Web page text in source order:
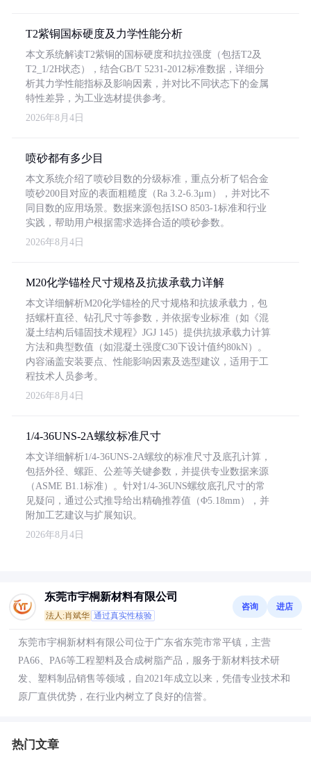
T2紫铜国标硬度及力学性能分析
本文系统解读T2紫铜的国标硬度和抗拉强度（包括T2及
T2_1/2H状态），结合GB/T 5231-2012标准数据，详细分
析其力学性能指标及影响因素，并对比不同状态下的金属
特性差异，为工业选材提供参考。
2026年8月4日
喷砂都有多少目
本文系统介绍了喷砂目数的分级标准，重点分析了铝合金
喷砂200目对应的表面粗糙度（Ra 3.2-6.3μm），并对比不
同目数的应用场景。数据来源包括ISO 8503-1标准和行业
实践，帮助用户根据需求选择合适的喷砂参数。
2026年8月4日
M20化学锚栓尺寸规格及抗拔承载力详解
本文详细解析M20化学锚栓的尺寸规格和抗拔承载力，包
括螺杆直径、钻孔尺寸等参数，并依据专业标准（如《混
凝土结构后锚固技术规程》JGJ 145）提供抗拔承载力计算
方法和典型数值（如混凝土强度C30下设计值约80kN）。
内容涵盖安装要点、性能影响因素及选型建议，适用于工
程技术人员参考。
2026年8月4日
1/4-36UNS-2A螺纹标准尺寸
本文详细解析1/4-36UNS-2A螺纹的标准尺寸及底孔计算，
包括外径、螺距、公差等关键参数，并提供专业数据来源
（ASME B1.1标准）。针对1/4-36UNS螺纹底孔尺寸的常
见疑问，通过公式推导给出精确推荐值（Φ5.18mm），并
附加工艺建议与扩展知识。
2026年8月4日
东莞市宇桐新材料有限公司
法人:肖斌华 通过真实性核验
咨询 进店
东莞市宇桐新材料有限公司位于广东省东莞市常平镇，主营
PA66、PA6等工程塑料及合成树脂产品，服务于新材料技术研
发、塑料制品销售等领域，自2021年成立以来，凭借专业技术和
原厂直供优势，在行业内树立了良好的信誉。
热门文章